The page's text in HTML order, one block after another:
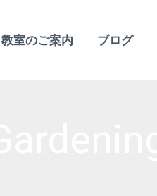
教室のご案内 ブログ